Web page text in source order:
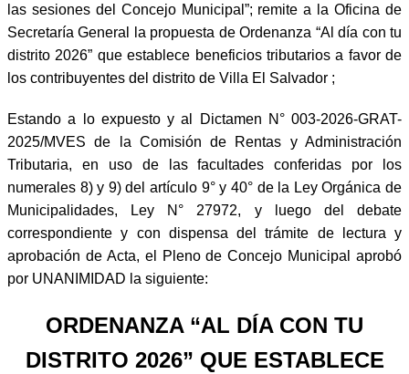
las sesiones del Concejo Municipal”; remite a la Oficina de
Secretaría General la propuesta de Ordenanza “Al día con tu
distrito 2026” que establece beneficios tributarios a favor de
los contribuyentes del distrito de Villa El Salvador ;
Estando a lo expuesto y al Dictamen N° 003-2026-GRAT-
2025/MVES de la Comisión de Rentas y Administración
Tributaria, en uso de las facultades conferidas por los
numerales 8) y 9) del artículo 9° y 40° de la Ley Orgánica de
Municipalidades, Ley N° 27972, y luego del debate
correspondiente y con dispensa del trámite de lectura y
aprobación de Acta, el Pleno de Concejo Municipal aprobó
por UNANIMIDAD la siguiente:
ORDENANZA “AL DÍA CON TU
DISTRITO 2026” QUE ESTABLECE